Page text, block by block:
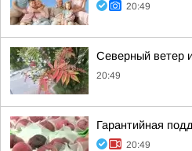
20:49
Северный ветер
20:49
Гарантийная
20:49